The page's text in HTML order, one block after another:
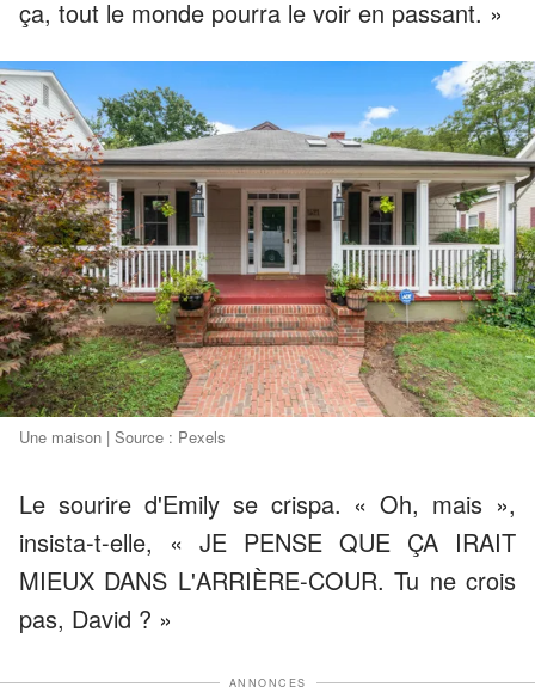
ça, tout le monde pourra le voir en passant. »
Une maison | Source : Pexels
Le sourire d'Emily se crispa. « Oh, mais »,
insista-t-elle, « JE PENSE QUE ÇA IRAIT
MIEUX DANS L'ARRIÈRE-COUR. Tu ne crois
pas, David ? »
ANNONCES